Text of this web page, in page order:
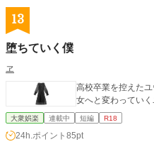
13
堕ちていく僕
ヱ
高校卒業を控えた
女へと変わってい
大衆娯楽 連載中 短編 R18
24h.ポイント 85pt